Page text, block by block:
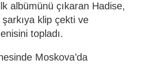
albümünü çıkaran Hadise,
şarkıya klip çekti ve
topladı.
Moskova’da